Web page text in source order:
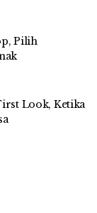
Pilih
Look, Ketika